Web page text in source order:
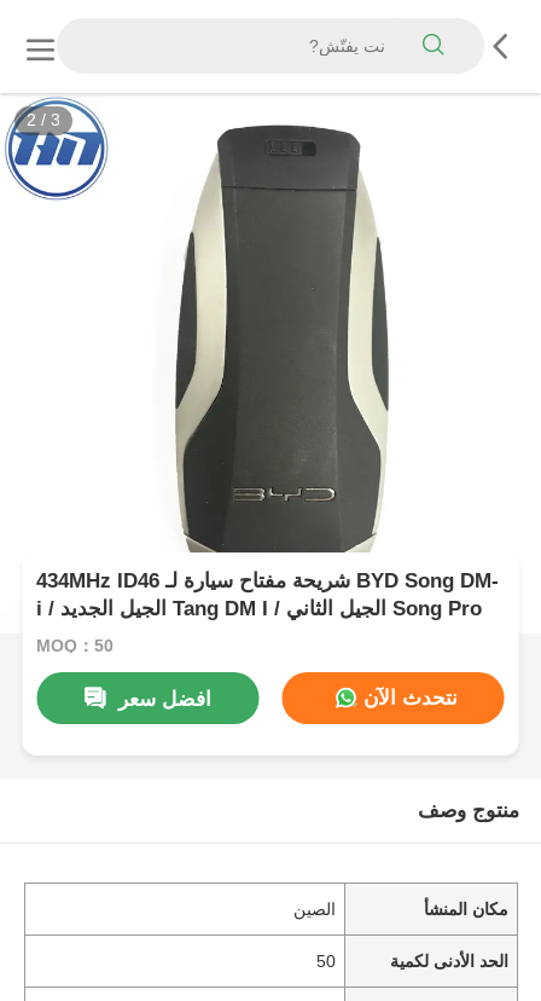
2 / 3
434MHz ID46 شريحة مفتاح سيارة لـ BYD Song DM-
i / الجيل الجديد Tang DM I / الجيل الثاني Song Pro
MOQ：50
افضل سعر نتحدث الآن
منتوج وصف
مكان المنشأ الصين
الحد الأدنى لكمية 50